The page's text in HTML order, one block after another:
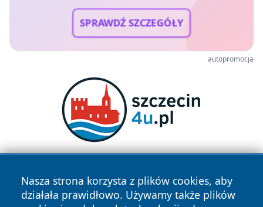
SPRAWDŹ SZCZEGÓŁY
autopromocja
Nasza strona korzysta z plików cookies, aby
działała prawidłowo. Używamy także plików